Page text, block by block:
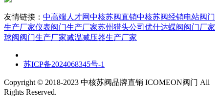
友情链接： 中高端人才网中核苏阀直销中核苏阀经销电站阀门
生产厂家仪表阀门生产厂家苏州猎头公司优仕达蝶阀阀门厂家
球阀阀门生产厂家减温减压器生产厂家
苏ICP备2024068345号-1
Copyright © 2018-2023 中核苏阀品牌直销 ICOMEON阀门 All
Rights Reserved.